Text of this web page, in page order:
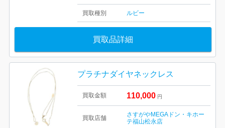
買取種別 ルビー
買取品詳細
プラチナダイヤネックレス
買取金額 110,000 円
買取店舗
さすがやMEGAドン・キホー
テ福山松永店